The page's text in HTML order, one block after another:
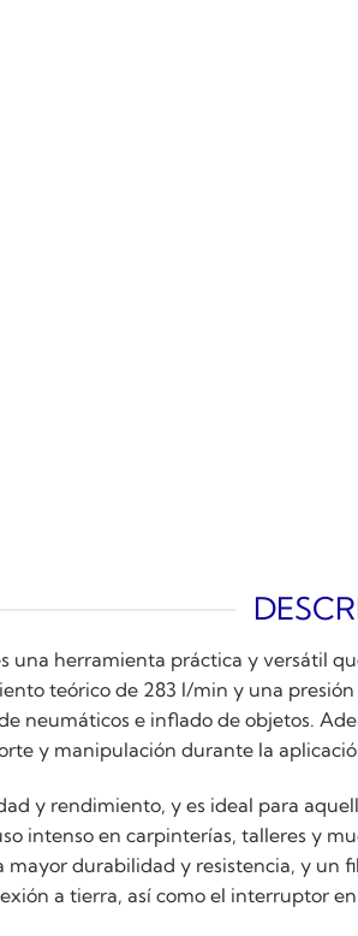
una herramienta práctica y versátil
teórico de 283 l/min y una
neumáticos e inflado de objetos.
y manipulación durante la
y rendimiento, y es ideal para
intenso en carpinterías, talleres y
durabilidad y resistencia, y un
a tierra, así como el interruptor